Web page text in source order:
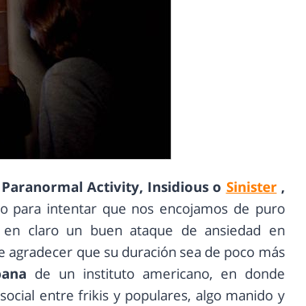
Paranormal Activity, Insidious o Sinister,
para intentar que nos encojamos de puro
claro un buen ataque de ansiedad en
que su duración sea de poco más
de un instituto americano, en donde
entre frikis y populares, algo manido y